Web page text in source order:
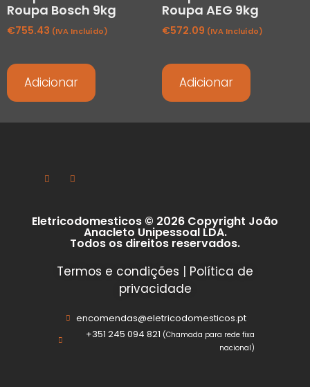
Roupa Bosch 9kg
€755.43 (IVA Incluído)
Adicionar
Roupa AEG 9kg
€572.09 (IVA Incluído)
Adicionar
Eletricodomesticos © 2026 Copyright João
Anacleto Unipessoal LDA.
Todos os direitos reservados.
Termos e condições | Política de
privacidade
encomendas@eletricodomesticos.pt
+351 245 094 821 (Chamada para rede fixa
nacional)